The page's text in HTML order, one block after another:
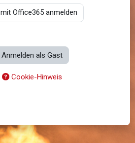
mit Office365 anmelden
Anmelden als Gast
Cookie-Hinweis